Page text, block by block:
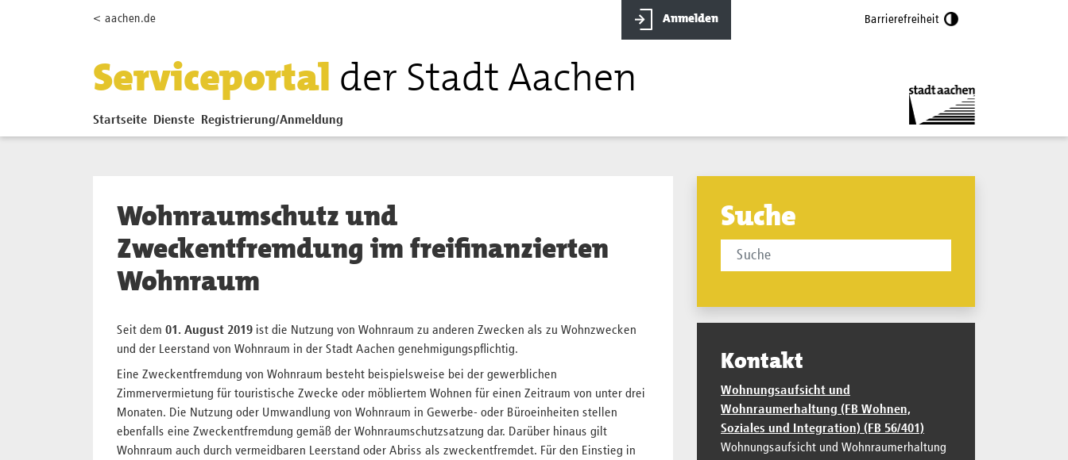
Zum Hauptinhalt springen
< aachen.de Anmelden Barrierefreiheit
Serviceportal der Stadt Aachen
Startseite Dienste Registrierung/Anmeldung
Wohnraumschutz und
Zweckentfremdung im freifinanzierten
Wohnraum
Seit dem 01. August 2019 ist die Nutzung von Wohnraum zu anderen Zwecken als zu Wohnzwecken
und der Leerstand von Wohnraum in der Stadt Aachen genehmigungspflichtig.
Eine Zweckentfremdung von Wohnraum besteht beispielsweise bei der gewerblichen
Zimmervermietung für touristische Zwecke oder möbliertem Wohnen für einen Zeitraum von unter drei
Monaten. Die Nutzung oder Umwandlung von Wohnraum in Gewerbe- oder Büroeinheiten stellen
ebenfalls eine Zweckentfremdung gemäß der Wohnraumschutzsatzung dar. Darüber hinaus gilt
Wohnraum auch durch vermeidbaren Leerstand oder Abriss als zweckentfremdet. Für den Einstieg in
Suche
Kontakt
Wohnungsaufsicht und
Wohnraumerhaltung (FB Wohnen,
Soziales und Integration) (FB 56/401)
Wohnungsaufsicht und Wohnraumerhaltung